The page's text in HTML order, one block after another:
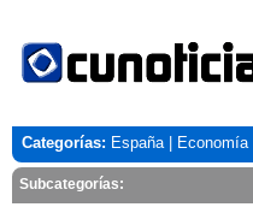
Categorías: España| Economía|
Subcategorías: